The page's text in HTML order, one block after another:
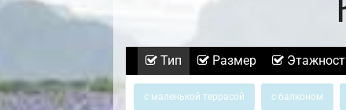
Тип Размер
с маленькой террасой с балконом